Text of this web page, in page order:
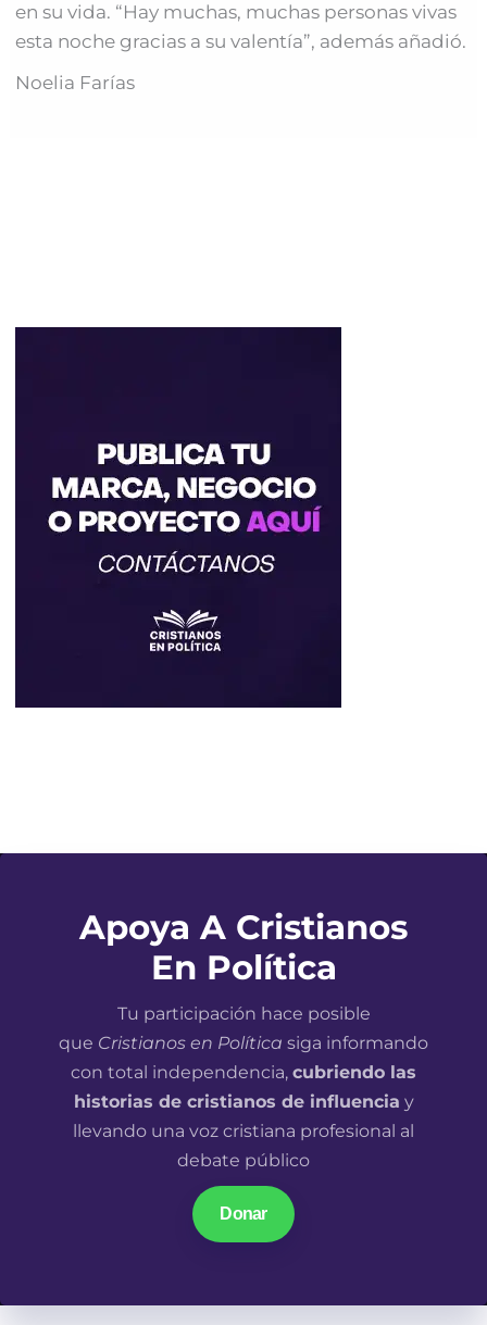
en su vida. “Hay muchas, muchas personas vivas
esta noche gracias a su valentía”, además añadió.
Noelia Farías
Apoya A Cristianos
En Política
Tu participación hace posible
que Cristianos en Política siga informando
con total independencia, cubriendo las
historias de cristianos de influencia y
llevando una voz cristiana profesional al
debate público
Donar